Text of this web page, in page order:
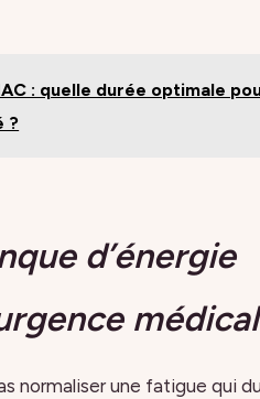
: quelle durée optimale
?
d’énergie
normaliser une fatigue qui